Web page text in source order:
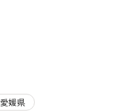
愛媛県